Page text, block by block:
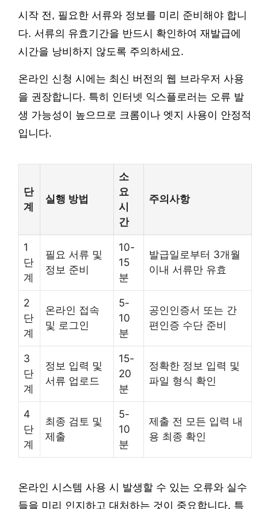
시작 전, 필요한 서류와 정보를 미리 준비해야 합니
다. 서류의 유효기간을 반드시 확인하여 재발급에
시간을 낭비하지 않도록 주의하세요.
온라인 신청 시에는 최신 버전의 웹 브라우저 사용
을 권장합니다. 특히 인터넷 익스플로러는 오류 발
생 가능성이 높으므로 크롬이나 엣지 사용이 안정적
입니다.
단
계
실행 방법
소
요
시
간
주의사항
1
단
계
필요 서류 및
정보 준비
10-
15
분
발급일로부터 3개월
이내 서류만 유효
2
단
계
온라인 접속
및 로그인
5-
10
분
공인인증서 또는 간
편인증 수단 준비
3
단
계
정보 입력 및
서류 업로드
15-
20
분
정확한 정보 입력 및
파일 형식 확인
4
단
계
최종 검토 및
제출
5-
10
분
제출 전 모든 입력 내
용 최종 확인
온라인 시스템 사용 시 발생할 수 있는 오류와 실수
들을 미리 인지하고 대처하는 것이 중요합니다. 특